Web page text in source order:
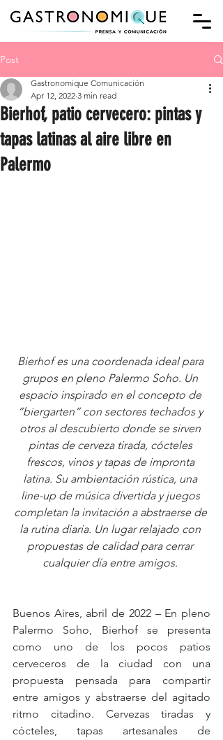
Post
Bierhof, patio cervecero: pintas y
tapas latinas al aire libre en
Palermo
Gastronomique Comunicación
Apr 12, 2022 3 min read
Bierhof es una coordenada ideal para
grupos en pleno Palermo Soho. Un
espacio inspirado en el concepto de
“biergarten” con sectores techados y
otros al descubierto donde se sirven
pintas de cerveza tirada, cócteles
frescos, vinos y tapas de impronta
latina. Su ambientación rústica, una
line-up de música divertida y juegos
completan la invitación a abstraerse de
la rutina diaria. Un lugar relajado con
propuestas de calidad para cerrar
cualquier día entre amigos.
Buenos Aires, abril de 2022 – En pleno
Palermo Soho, Bierhof se presenta
como uno de los pocos patios
cerveceros de la ciudad con una
propuesta pensada para compartir
entre amigos y abstraerse del agitado
ritmo citadino. Cervezas tiradas y
cócteles, tapas artesanales de